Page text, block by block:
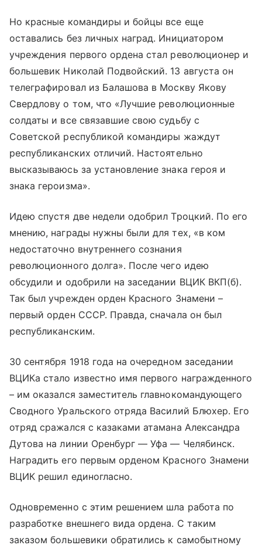
Но красные командиры и бойцы все еще
оставались без личных наград. Инициатором
учреждения первого ордена стал революционер и
большевик Николай Подвойский. 13 августа он
телеграфировал из Балашова в Москву Якову
Свердлову о том, что «Лучшие революционные
солдаты и все связавшие свою судьбу с
Советской республикой командиры жаждут
республиканских отличий. Настоятельно
высказываюсь за установление знака героя и
знака героизма».
Идею спустя две недели одобрил Троцкий. По его
мнению, награды нужны были для тех, «в ком
недостаточно внутреннего сознания
революционного долга». После чего идею
обсудили и одобрили на заседании ВЦИК ВКП(б).
Так был учрежден орден Красного Знамени –
первый орден СССР. Правда, сначала он был
республиканским.
30 сентября 1918 года на очередном заседании
ВЦИКа стало известно имя первого награжденного
– им оказался заместитель главнокомандующего
Сводного Уральского отряда Василий Блюхер. Его
отряд сражался с казаками атамана Александра
Дутова на линии Оренбург — Уфа — Челябинск.
Наградить его первым орденом Красного Знамени
ВЦИК решил единогласно.
Одновременно с этим решением шла работа по
разработке внешнего вида ордена. С таким
заказом большевики обратились к самобытному